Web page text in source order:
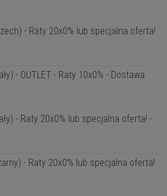
- Raty 20x0% lub specjalna oferta!
- OUTLET - Raty 10x0% - Dostawa
- Raty 20x0% lub specjalna oferta! -
- Raty 20x0% lub specjalna oferta!